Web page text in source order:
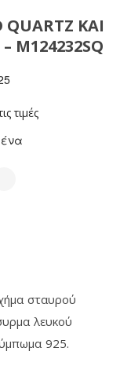
ΚΑΙ
M124232SQ
τιμές
σταυρoύ
λευκού
925.